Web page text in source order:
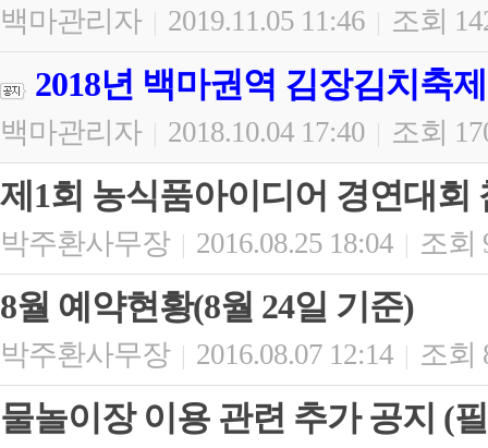
백마관리자 | 2019.11.05 11:46 | 조회
2018년 백마권역 김장김치축제
백마관리자 | 2018.10.04 17:40 | 조회
제1회 농식품아이디어 경연대회
박주환사무장 | 2016.08.25 18:04 | 조회
8월 예약현황(8월 24일 기준)
박주환사무장 | 2016.08.07 12:14 | 조회
물놀이장 이용 관련 추가 공지 (